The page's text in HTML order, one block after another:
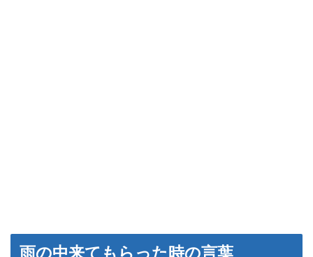
雨の中来てもらった時の言葉